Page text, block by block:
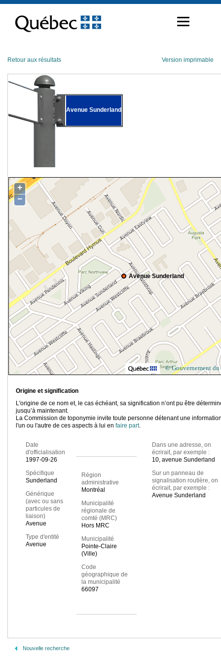
contenu
Retour aux résultats Version imprimable
Avenue Sunderland
Avenue Sunderland
+
−
© Gouvernement du
Origine et signification
L'origine de ce nom et, le cas échéant, sa signification n’ont pu être
jusqu’à maintenant.
La Commission de toponymie invite toute personne détenant une
l'un ou l'autre de ces aspects à lui en faire part.
Date
d'officialisation
1997-09-26
Spécifique
Sunderland
Générique
(avec ou sans
particules de
liaison)
Avenue
Type d'entité
Avenue
Région
administrative
Montréal
Municipalité
régionale de
comté (MRC)
Hors MRC
Municipalité
Pointe-Claire
(Ville)
Code
géographique de
la municipalité
66097
Dans une adresse, on
écrirait, par exemple :
10, avenue Sunderland
Sur un panneau de
signalisation routière, on
écrirait, par exemple :
Avenue Sunderland
Nouvelle recherche